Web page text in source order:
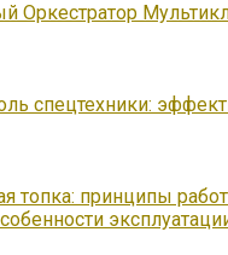
Оркестратор
спецтехники:
топка: принципы